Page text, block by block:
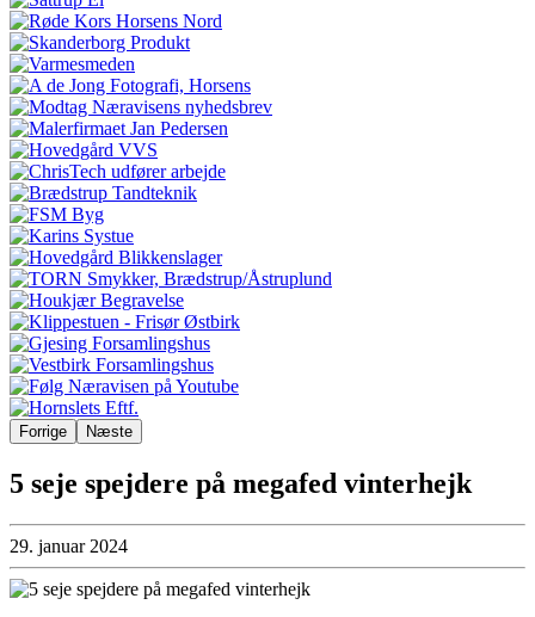
Forrige Næste
5 seje spejdere på megafed vinterhejk
29. januar 2024